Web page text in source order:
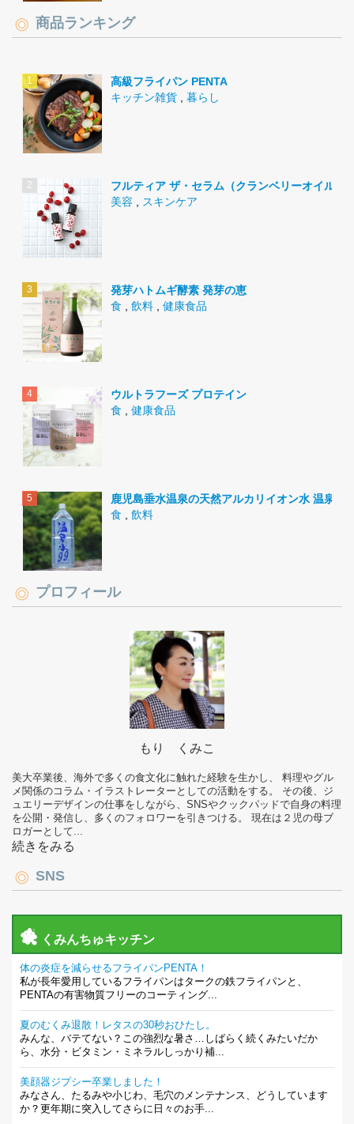
商品ランキング
高級フライパン PENTA
キッチン雑貨
暮らし
フルティア ザ・セラム（クランベリーオイル）
美容
スキンケア
発芽ハトムギ酵素 発芽の恵
食
飲料 健康食品
ウルトラフーズ プロテイン
食
健康食品
鹿児島垂水温泉の天然アルカリイオン水 温泉水
食
飲料
プロフィール
もり くみこ
美大卒業後、海外で多くの食文化に触れた経験を生かし、 料理やグル
メ関係のコラム・イラストレーターとしての活動をする。 その後、ジ
ュエリーデザインの仕事をしながら、SNSやクックパッドで自身の料理
を公開・発信し、多くのフォロワーを引きつける。 現在は２児の母ブ
ロガーとして...
続きをみる
SNS
くみんちゅキッチン
体の炎症を減らせるフライパンPENTA！
私が長年愛用しているフライパンはタークの鉄フライパンと、
PENTAの有害物質フリーのコーティング...
夏のむくみ退散！レタスの30秒おひたし。
みんな、バテてない？この強烈な暑さ…しばらく続くみたいだか
ら、水分・ビタミン・ミネラルしっかり補...
美顔器ジプシー卒業しました！
みなさん、たるみや小じわ、毛穴のメンテナンス、どうしています
か？更年期に突入してさらに日々のお手...